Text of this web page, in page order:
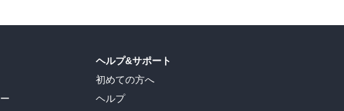
ヘルプ&サポート
初めての方へ
ヘルプ